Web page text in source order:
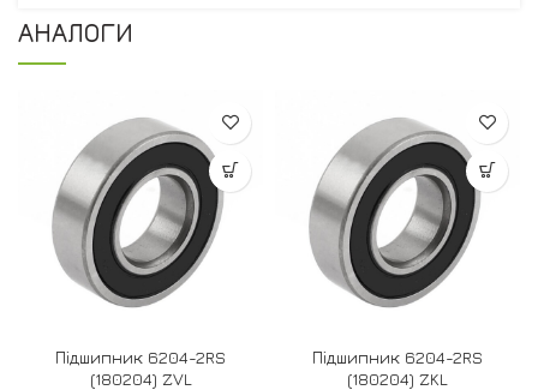
АНАЛОГИ
Підшипник 6204-2RS
(180204) ZVL
Підшипник 6204-2RS
(180204) ZKL